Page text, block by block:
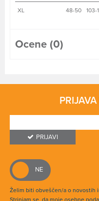
XL 48-50 103-
Ocene (0)
PRIJAVI
Želim biti obveščen/a o novostih
Strinjam se, da moje osebne